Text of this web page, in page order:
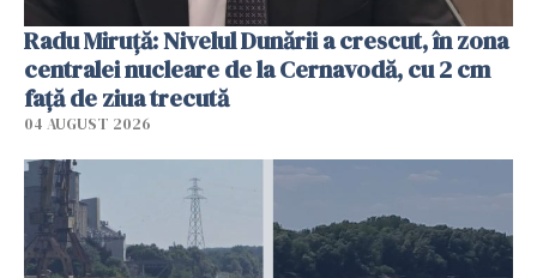
Radu Miruţă: Nivelul Dunării a crescut, în zona
centralei nucleare de la Cernavodă, cu 2 cm
faţă de ziua trecută
04 AUGUST 2026